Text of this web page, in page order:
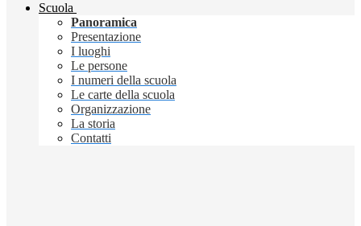
Scuola
Panoramica
Presentazione
I luoghi
Le persone
I numeri della scuola
Le carte della scuola
Organizzazione
La storia
Contatti